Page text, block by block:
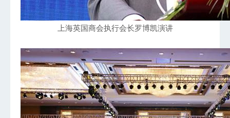
上海英国商会执行会长罗博凯演讲